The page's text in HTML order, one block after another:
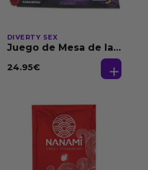
DIVERTY SEX
Juego de Mesa de las
24.95€